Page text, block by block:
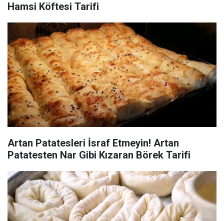
Hamsi Köftesi Tarifi
Artan Patatesleri İsraf Etmeyin! Artan
Patatesten Nar Gibi Kızaran Börek Tarifi